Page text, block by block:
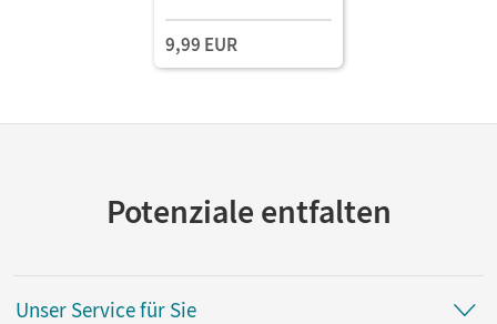
9,99 EUR
Potenziale entfalten
Unser Service für Sie